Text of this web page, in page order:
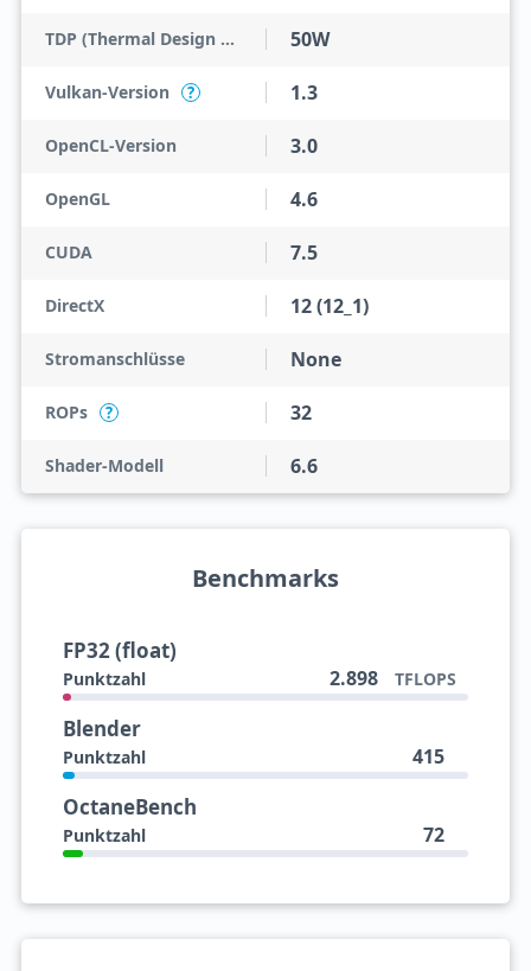
TDP (Thermal Design Power) 50W
Vulkan-Version ? 1.3
OpenCL-Version 3.0
OpenGL 4.6
CUDA 7.5
DirectX 12 (12_1)
Stromanschlüsse None
ROPs ? 32
Shader-Modell 6.6
Benchmarks
FP32 (float)
Punktzahl 2.898 TFLOPS
Blender
Punktzahl 415
OctaneBench
Punktzahl 72